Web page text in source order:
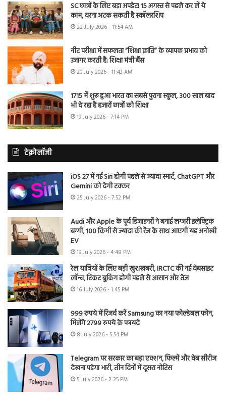
SC छात्रों के लिए बड़ा अपडेट! 15 अगस्त से पहले कर लें ये
काम, वरना अटक सकती है स्कॉलरशिप
22 July 2026 - 11:54 AM
नीट परीक्षा में सफलता “शिक्षा क्रांति” के व्यापक प्रभाव को
उजागर करती है: शिक्षा मंत्री बैंस
20 July 2026 - 11:43 AM
1715 में शुरू हुआ भारत का सबसे पुराना स्कूल, 300 साल बाद
भी दे रहा है हजारों छात्रों को शिक्षा
19 July 2026 - 7:14 PM
टेक्नोलॉजी
iOS 27 में नई Siri होगी पहले से ज्यादा स्मार्ट, ChatGPT और
Gemini को देगी टक्कर
25 July 2026 - 7:52 PM
Audi और Apple के पूर्व डिजाइनरों ने बनाई लग्जरी इलेक्ट्रिक
बग्गी, 100 किमी से ज्यादा की रेंज के साथ आएगी यह अनोखी
EV
19 July 2026 - 4:48 PM
रेल यात्रियों के लिए बड़ी खुशखबरी, IRCTC की नई वेबसाइट
लॉन्च, टिकट बुकिंग होगी पहले से आसान और तेज
16 July 2026 - 1:45 PM
999 रुपये में रिजर्व करें Samsung का नया फोल्डेबल फोन,
मिलेंगे 2799 रुपये के फायदे
8 July 2026 - 5:54 PM
Telegram पर सरकार का बड़ा एक्शन, फिल्में और वेब सीरीज
देखना पड़ेगा भारी, तीन दिनों में दूसरा नोटिस
5 July 2026 - 2:25 PM